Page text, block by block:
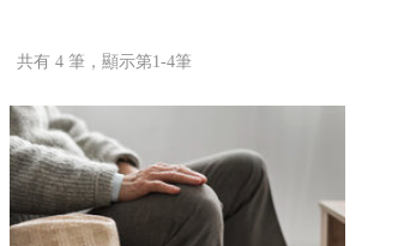
共有 4 筆， 顯示第1-4筆